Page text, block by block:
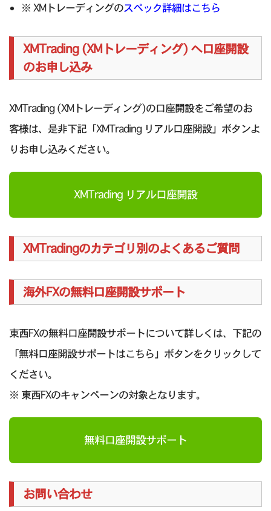
※ XMトレーディングのスペック詳細はこちら
XMTrading (XMトレーディング) へ口座開設
のお申し込み
XMTrading (XMトレーディング)の口座開設をご希望のお
客様は、是非下記「XMTrading リアル口座開設」ボタンよ
りお申し込みください。
XMTrading リアル口座開設
XMTradingのカテゴリ別のよくあるご質問
海外FXの無料口座開設サポート
東西FXの無料口座開設サポートについて詳しくは、下記の
「無料口座開設サポートはこちら」ボタンをクリックして
ください。
※ 東西FXのキャンペーンの対象となります。
無料口座開設サポート
お問い合わせ